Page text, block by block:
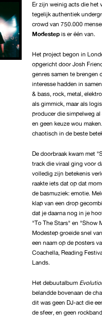
Er zijn weinig acts die het
tegelijk authentiek
crowd van 750.000
Modestepis er één van.
Het project begon in
opgericht door Josh
genres samen te brengen
interesse hadden in
& bass, rock, metal,
als gimmick, maar als
producer die simpelweg
en geen keuze wou
chaotisch in de beste
De doorbraak kwam met
track die viraal ging voor
volledig zijn betekenis
raakte iets dat op dat
de basmuziek: emotie.
klap van een drop
dat je daarna nog in je
"To The Stars" en "Show
Modestep groeide snel
een naam op de posters
Coachella, Reading
Lands.
Het debuutalbum
belandde bovenaan de
dit was geen DJ-act die
de sfeer, en geen